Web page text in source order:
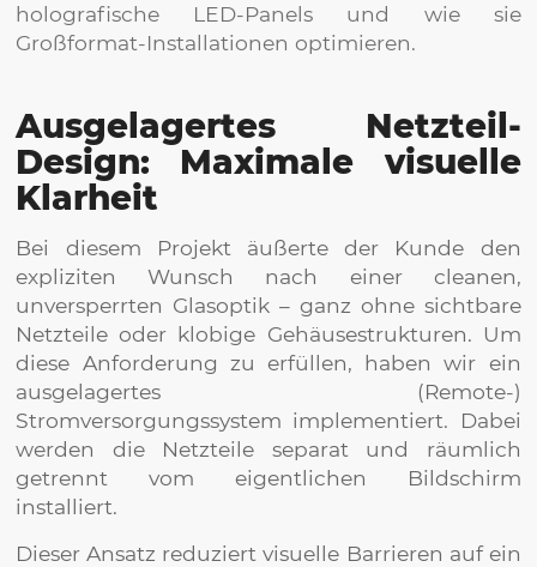
holografische LED-Panels und wie sie
Großformat-Installationen optimieren.
Ausgelagertes Netzteil-
Design: Maximale visuelle
Klarheit
Bei diesem Projekt äußerte der Kunde den
expliziten Wunsch nach einer cleanen,
unversperrten Glasoptik – ganz ohne sichtbare
Netzteile oder klobige Gehäusestrukturen. Um
diese Anforderung zu erfüllen, haben wir ein
ausgelagertes (Remote-)
Stromversorgungssystem implementiert. Dabei
werden die Netzteile separat und räumlich
getrennt vom eigentlichen Bildschirm
installiert.
Dieser Ansatz reduziert visuelle Barrieren auf ein